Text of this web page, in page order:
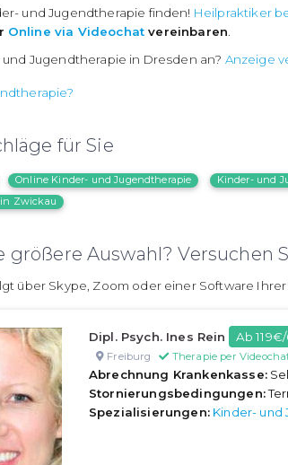
und Jugendtherapie finden! Heilpraktiker
Online via Videochat vereinbaren.
Jugendtherapie in Dresden an? Anzeige
für Sie
Online Kinder- und Jugendtherapie Kinder- und
Zwickau
größere Auswahl? Versuchen
über Skype, Zoom oder einer Software Ihrer
Dipl. Psych. Ines Rein Ab
Freiburg Therapie per
Abrechnung Krankenkasse:
Stornierungsbedingungen:
Spezialisierungen: Kinder- und